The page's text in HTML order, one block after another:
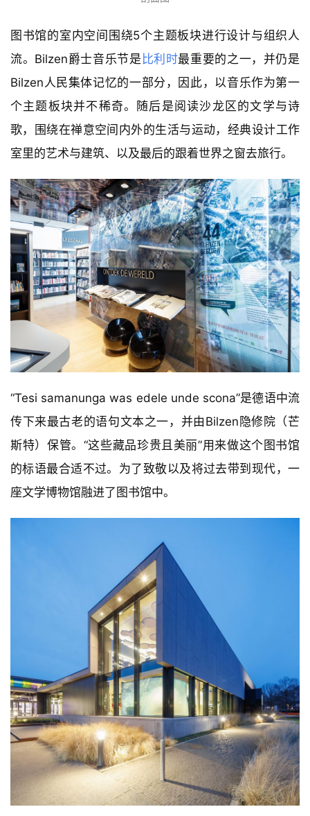
图书馆的室内空间围绕5个主题板块进行设计与组织人
流。Bilzen爵士音乐节是 比利时最重要的之一，并仍是
Bilzen人民集体记忆的一部分，因此，以音乐作为第一
个主题板块并不稀奇。随后是阅读沙龙区的文学与诗
歌，围绕在禅意空间内外的生活与运动，经典设计工作
室里的艺术与建筑、以及最后的跟着世界之窗去旅行。
“Tesi samanunga was edele unde scona”是德语中流
传下来最古老的语句文本之一，并由Bilzen隐修院（芒
斯特）保管。“这些藏品珍贵且美丽”用来做这个图书馆
的标语最合适不过。为了致敬以及将过去带到现代，一
座文学博物馆融进了图书馆中。